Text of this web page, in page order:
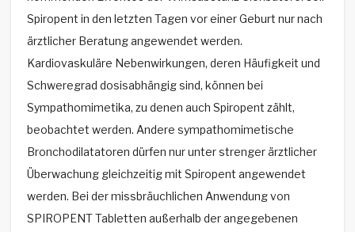
Spiropent in den letzten Tagen vor einer Geburt nur nach
ärztlicher Beratung angewendet werden.
Kardiovaskuläre Nebenwirkungen, deren Häufigkeit und
Schweregrad dosisabhängig sind, können bei
Sympathomimetika, zu denen auch Spiropent zählt,
beobachtet werden. Andere sympathomimetische
Bronchodilatatoren dürfen nur unter strenger ärztlicher
Überwachung gleichzeitig mit Spiropent angewendet
werden. Bei der missbräuchlichen Anwendung von
SPIROPENT Tabletten außerhalb der angegebenen